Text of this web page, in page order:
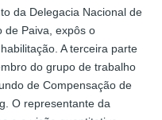
da Delegacia Nacional de
de Paiva, expôs o
A terceira parte
do grupo de trabalho
de Compensação de
O representante da